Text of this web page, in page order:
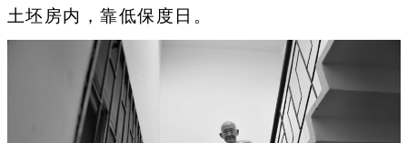
土坯房内，靠低保度日。